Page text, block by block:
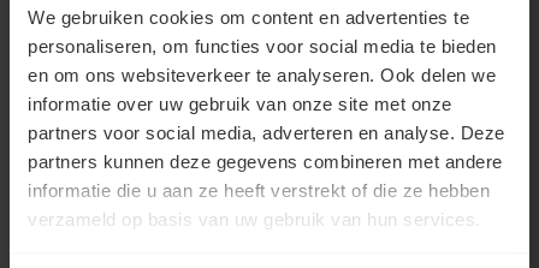
We gebruiken cookies om content en advertenties te
personaliseren, om functies voor social media te bieden
en om ons websiteverkeer te analyseren. Ook delen we
informatie over uw gebruik van onze site met onze
partners voor social media, adverteren en analyse. Deze
partners kunnen deze gegevens combineren met andere
informatie die u aan ze heeft verstrekt of die ze hebben
verzameld op basis van uw gebruik van hun services.